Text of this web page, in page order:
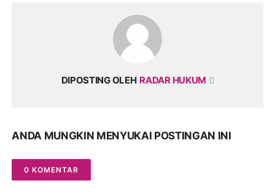
DIPOSTING OLEH RADAR HUKUM
ANDA MUNGKIN MENYUKAI POSTINGAN INI
0 KOMENTAR